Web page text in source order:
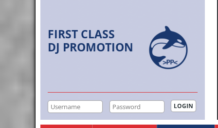
FIRST CLASS
DJ PROMOTION